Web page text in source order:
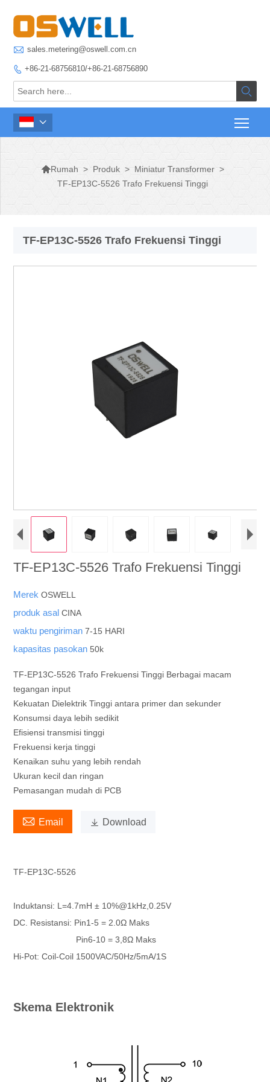
 sales.metering@oswell.com.cn
 +86-21-68756810/+86-21-68756890


Rumah > Produk > Miniatur Transformer >
TF-EP13C-5526 Trafo Frekuensi Tinggi
TF-EP13C-5526 Trafo Frekuensi Tinggi
TF-EP13C-5526 Trafo Frekuensi Tinggi
MerekOSWELL
produk asalCINA
waktu pengiriman7-15 HARI
kapasitas pasokan50k
TF-EP13C-5526 Trafo Frekuensi Tinggi Berbagai macam
tegangan input
Kekuatan Dielektrik Tinggi antara primer dan sekunder
Konsumsi daya lebih sedikit
Efisiensi transmisi tinggi
Frekuensi kerja tinggi
Kenaikan suhu yang lebih rendah
Ukuran kecil dan ringan
Pemasangan mudah di PCB
 Email  Download
TF-EP13C-5526
Induktansi: L=4.7mH ± 10%@1kHz,0.25V
DC. Resistansi: Pin1-5 = 2.0Ω Maks
Pin6-10 = 3,8Ω Maks
Hi-Pot: Coil-Coil 1500VAC/50Hz/5mA/1S
Skema Elektronik